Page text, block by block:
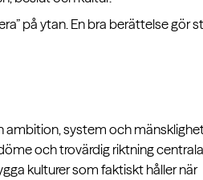
på ytan. En bra berättelse gör
system och
och trovärdig riktning centrala
kulturer som faktiskt håller när